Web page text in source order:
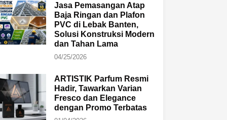
Jasa Pemasangan Atap
Baja Ringan dan Plafon
PVC di Lebak Banten,
Solusi Konstruksi Modern
dan Tahan Lama
04/25/2026
ARTISTIK Parfum Resmi
Hadir, Tawarkan Varian
Fresco dan Elegance
dengan Promo Terbatas